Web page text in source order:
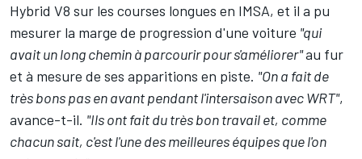
Hybrid V8 sur les courses longues en IMSA, et il a pu
mesurer la marge de progression d'une voiture "qui
avait un long chemin à parcourir pour s'améliorer"au fur
et à mesure de ses apparitions en piste. "On a fait de
très bons pas en avant pendant l'intersaison avec WRT",
avance-t-il. "Ils ont fait du très bon travail et, comme
chacun sait, c'est l'une des meilleures équipes que l'on